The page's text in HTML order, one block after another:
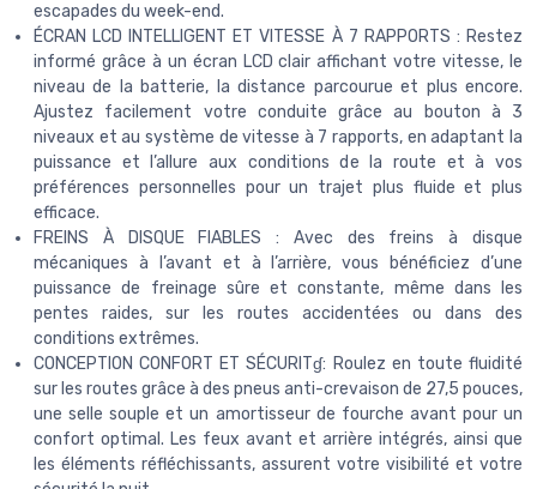
escapades du week-end.
ÉCRAN LCD INTELLIGENT ET VITESSE À 7 RAPPORTS : Restez
informé grâce à un écran LCD clair affichant votre vitesse, le
niveau de la batterie, la distance parcourue et plus encore.
Ajustez facilement votre conduite grâce au bouton à 3
niveaux et au système de vitesse à 7 rapports, en adaptant la
puissance et l’allure aux conditions de la route et à vos
préférences personnelles pour un trajet plus fluide et plus
efficace.
FREINS À DISQUE FIABLES : Avec des freins à disque
mécaniques à l’avant et à l’arrière, vous bénéficiez d’une
puissance de freinage sûre et constante, même dans les
pentes raides, sur les routes accidentées ou dans des
conditions extrêmes.
CONCEPTION CONFORT ET SÉCURITɠ: Roulez en toute fluidité
sur les routes grâce à des pneus anti-crevaison de 27,5 pouces,
une selle souple et un amortisseur de fourche avant pour un
confort optimal. Les feux avant et arrière intégrés, ainsi que
les éléments réfléchissants, assurent votre visibilité et votre